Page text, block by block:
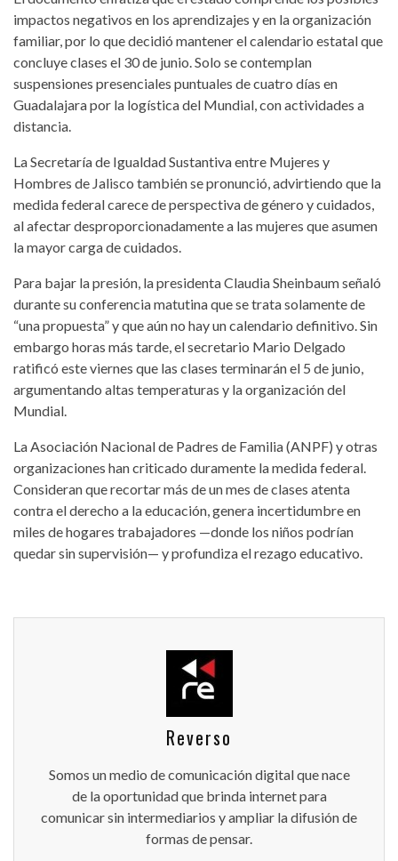
impactos negativos en los aprendizajes y en la organización
familiar, por lo que decidió mantener el calendario estatal que
concluye clases el 30 de junio. Solo se contemplan
suspensiones presenciales puntuales de cuatro días en
Guadalajara por la logística del Mundial, con actividades a
distancia.
La Secretaría de Igualdad Sustantiva entre Mujeres y
Hombres de Jalisco también se pronunció, advirtiendo que la
medida federal carece de perspectiva de género y cuidados,
al afectar desproporcionadamente a las mujeres que asumen
la mayor carga de cuidados.
Para bajar la presión, la presidenta Claudia Sheinbaum señaló
durante su conferencia matutina que se trata solamente de
“una propuesta” y que aún no hay un calendario definitivo. Sin
embargo horas más tarde, el secretario Mario Delgado
ratificó este viernes que las clases terminarán el 5 de junio,
argumentando altas temperaturas y la organización del
Mundial.
La Asociación Nacional de Padres de Familia (ANPF) y otras
organizaciones han criticado duramente la medida federal.
Consideran que recortar más de un mes de clases atenta
contra el derecho a la educación, genera incertidumbre en
miles de hogares trabajadores —donde los niños podrían
quedar sin supervisión— y profundiza el rezago educativo.
Reverso
Somos un medio de comunicación digital que nace
de la oportunidad que brinda internet para
comunicar sin intermediarios y ampliar la difusión de
formas de pensar.